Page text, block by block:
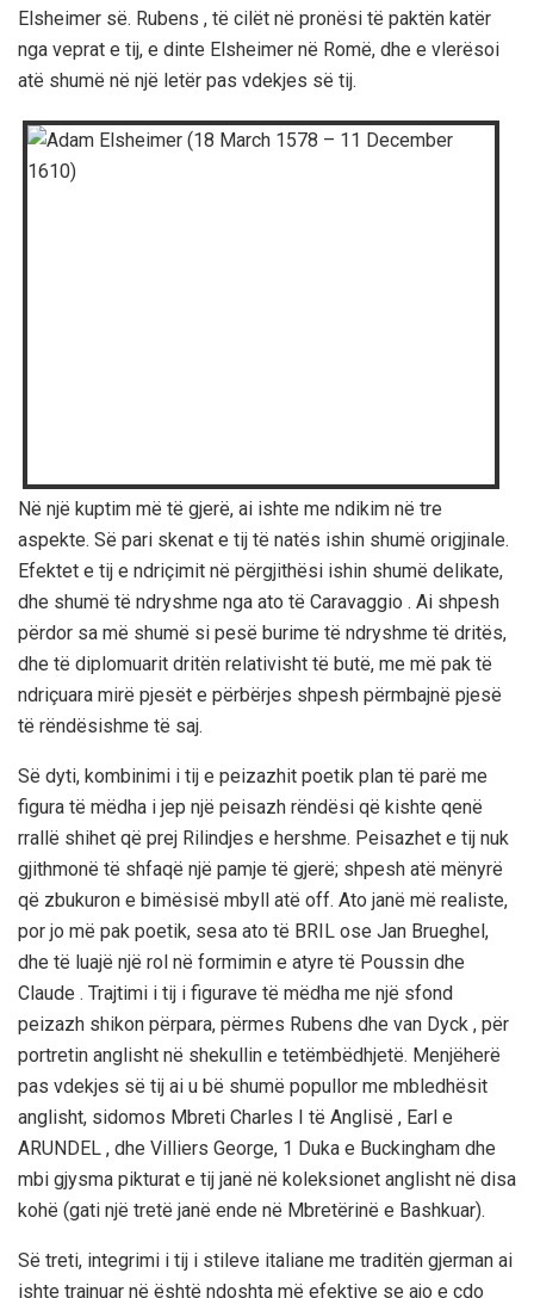
Elsheimer së. Rubens , të cilët në pronësi të paktën katër
nga veprat e tij, e dinte Elsheimer në Romë, dhe e vlerësoi
atë shumë në një letër pas vdekjes së tij.
Në një kuptim më të gjerë, ai ishte me ndikim në tre
aspekte. Së pari skenat e tij të natës ishin shumë origjinale.
Efektet e tij e ndriçimit në përgjithësi ishin shumë delikate,
dhe shumë të ndryshme nga ato të Caravaggio . Ai shpesh
përdor sa më shumë si pesë burime të ndryshme të dritës,
dhe të diplomuarit dritën relativisht të butë, me më pak të
ndriçuara mirë pjesët e përbërjes shpesh përmbajnë pjesë
të rëndësishme të saj.
Së dyti, kombinimi i tij e peizazhit poetik plan të parë me
figura të mëdha i jep një peisazh rëndësi që kishte qenë
rrallë shihet që prej Rilindjes e hershme. Peisazhet e tij nuk
gjithmonë të shfaqë një pamje të gjerë; shpesh atë mënyrë
që zbukuron e bimësisë mbyll atë off. Ato janë më realiste,
por jo më pak poetik, sesa ato të BRIL ose Jan Brueghel,
dhe të luajë një rol në formimin e atyre të Poussin dhe
Claude . Trajtimi i tij i figurave të mëdha me një sfond
peizazh shikon përpara, përmes Rubens dhe van Dyck , për
portretin anglisht në shekullin e tetëmbëdhjetë. Menjëherë
pas vdekjes së tij ai u bë shumë popullor me mbledhësit
anglisht, sidomos Mbreti Charles I të Anglisë , Earl e
ARUNDEL , dhe Villiers George, 1 Duka e Buckingham dhe
mbi gjysma pikturat e tij janë në koleksionet anglisht në disa
kohë (gati një tretë janë ende në Mbretërinë e Bashkuar).
Së treti, integrimi i tij i stileve italiane me traditën gjerman ai
ishte trajnuar në është ndoshta më efektive se ajo e çdo